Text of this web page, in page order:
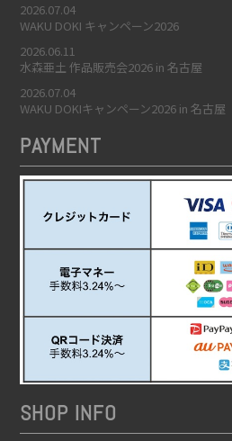
2026.07.04
WAKU DOKI キャンペーン2026
2026.06.11
水森亜土 作品販売会2026 in 名古屋
2026.07.04
WAKU DOKIキャンペーン2026 in 名古屋
PAYMENT
SHOP INFO